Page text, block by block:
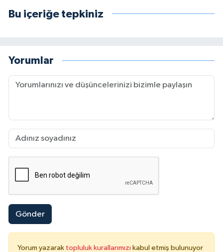
Bu içeriğe tepkiniz
Yorumlar
Gönder
Yorum yazarak topluluk kurallarımızı kabul etmiş bulunuyor